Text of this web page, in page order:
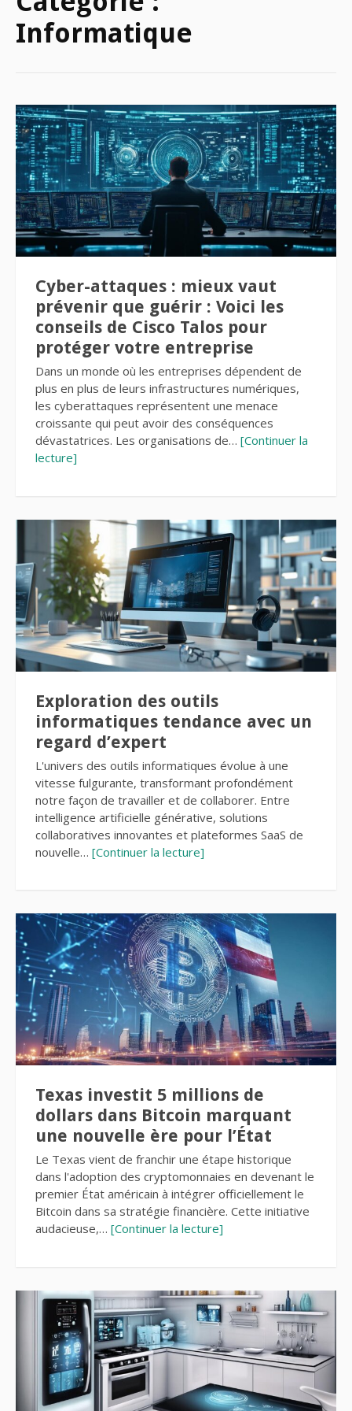
Informatique
Cyber-attaques : mieux vaut
prévenir que guérir : Voici les
conseils de Cisco Talos pour
protéger votre entreprise
Dans un monde où les entreprises dépendent de
plus en plus de leurs infrastructures numériques,
les cyberattaques représentent une menace
croissante qui peut avoir des conséquences
dévastatrices. Les organisations de… [Continuer la
lecture]
Exploration des outils
informatiques tendance avec un
regard d’expert
L'univers des outils informatiques évolue à une
vitesse fulgurante, transformant profondément
notre façon de travailler et de collaborer. Entre
intelligence artificielle générative, solutions
collaboratives innovantes et plateformes SaaS de
nouvelle… [Continuer la lecture]
Texas investit 5 millions de
dollars dans Bitcoin marquant
une nouvelle ère pour l’État
Le Texas vient de franchir une étape historique
dans l'adoption des cryptomonnaies en devenant le
premier État américain à intégrer officiellement le
Bitcoin dans sa stratégie financière. Cette initiative
audacieuse,… [Continuer la lecture]